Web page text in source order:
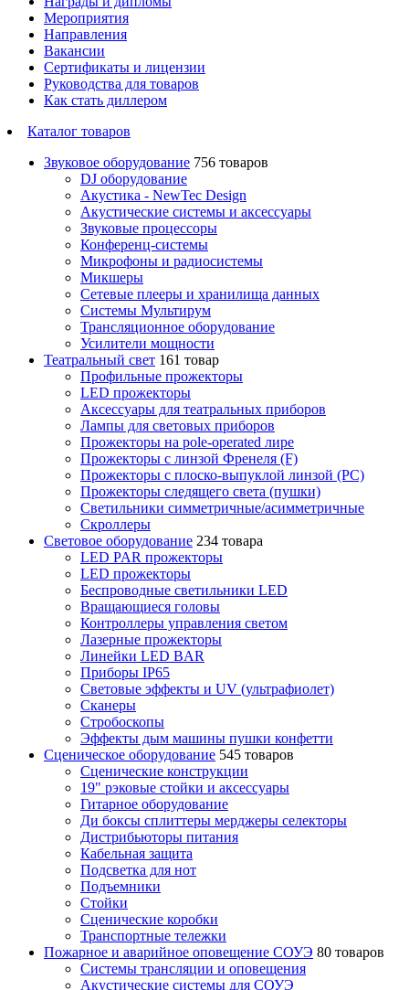
Мероприятия
Направления
Вакансии
Сертификаты и лицензии
Руководства для товаров
Как стать диллером
Каталог товаров
Звуковое оборудование 756 товаров
DJ оборудование
Акустика - NewTec Design
Акустические системы и аксессуары
Звуковые процессоры
Конференц-системы
Микрофоны и радиосистемы
Микшеры
Сетевые плееры и хранилища данных
Системы Мультирум
Трансляционное оборудование
Усилители мощности
Театральный свет 161 товар
Профильные прожекторы
LED прожекторы
Аксессуары для театральных приборов
Лампы для световых приборов
Прожекторы на pole-operated лире
Прожекторы с линзой Френеля (F)
Прожекторы с плоско-выпуклой линзой (PC)
Прожекторы следящего света (пушки)
Светильники симметричные/асимметричные
Скроллеры
Световое оборудование 234 товара
LED PAR прожекторы
LED прожекторы
Беспроводные светильники LED
Вращающиеся головы
Контроллеры управления светом
Лазерные прожекторы
Линейки LED BAR
Приборы IP65
Световые эффекты и UV (ультрафиолет)
Сканеры
Стробоскопы
Эффекты дым машины пушки конфетти
Сценическое оборудование 545 товаров
Сценические конструкции
19" рэковые стойки и аксесcуары
Гитарное оборудование
Ди боксы сплиттеры мерджеры селекторы
Дистрибьюторы питания
Кабельная защита
Подсветка для нот
Подъемники
Стойки
Сценические коробки
Транспортные тележки
Пожарное и аварийное оповещение СОУЭ 80 товаров
Cистемы трансляции и оповещения
Акустические системы для СОУЭ